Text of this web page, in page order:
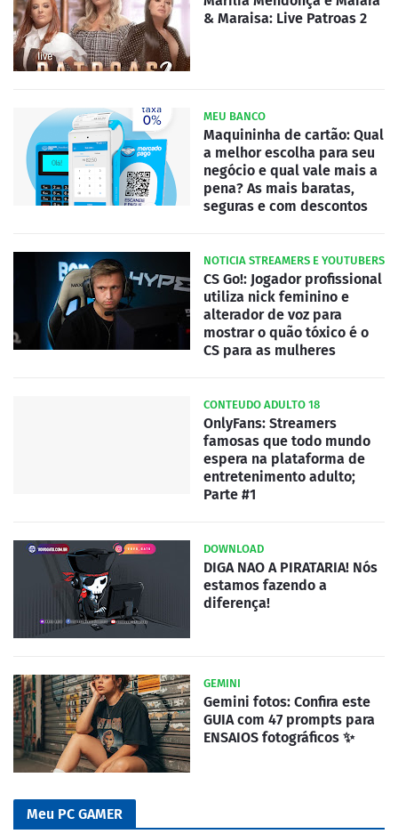
& Maraisa: Live Patroas 2
MEU BANCO
Maquininha de cartão: Qual
a melhor escolha para seu
negócio e qual vale mais a
pena? As mais baratas,
seguras e com descontos
NOTICIA STREAMERS E YOUTUBERS
CS Go!: Jogador profissional
utiliza nick feminino e
alterador de voz para
mostrar o quão tóxico é o
CS para as mulheres
CONTEUDO ADULTO 18
OnlyFans: Streamers
famosas que todo mundo
espera na plataforma de
entretenimento adulto;
Parte #1
DOWNLOAD
DIGA NAO A PIRATARIA! Nós
estamos fazendo a
diferença!
GEMINI
Gemini fotos: Confira este
GUIA com 47 prompts para
ENSAIOS fotográficos ✨
Meu PC GAMER